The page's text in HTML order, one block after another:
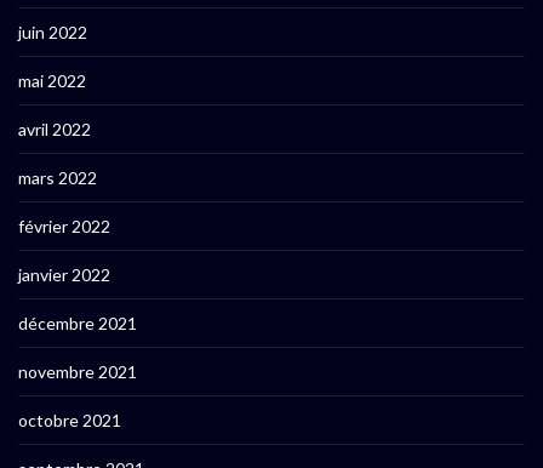
juin 2022
mai 2022
avril 2022
mars 2022
février 2022
janvier 2022
décembre 2021
novembre 2021
octobre 2021